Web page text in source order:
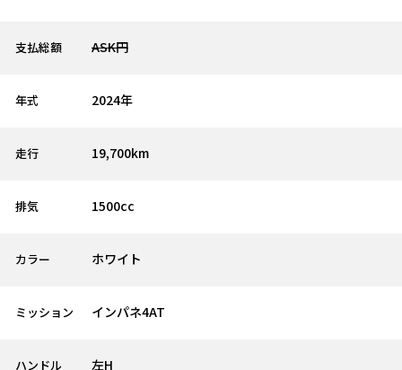
支払総額 ASK円
年式 2024年
走行 19,700km
排気 1500cc
カラー ホワイト
ミッション インパネ4AT
ハンドル 左H